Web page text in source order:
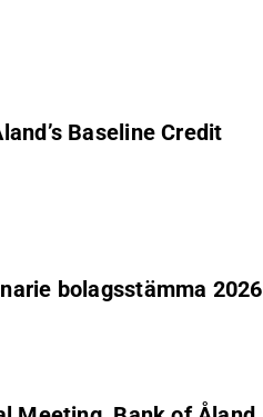
Baseline Credit
bolagsstämma 2026